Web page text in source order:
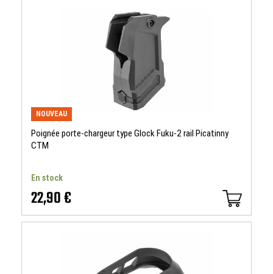
NOUVEAU
Poignée porte-chargeur type Glock Fuku-2 rail Picatinny
CTM
En stock
22,90 €